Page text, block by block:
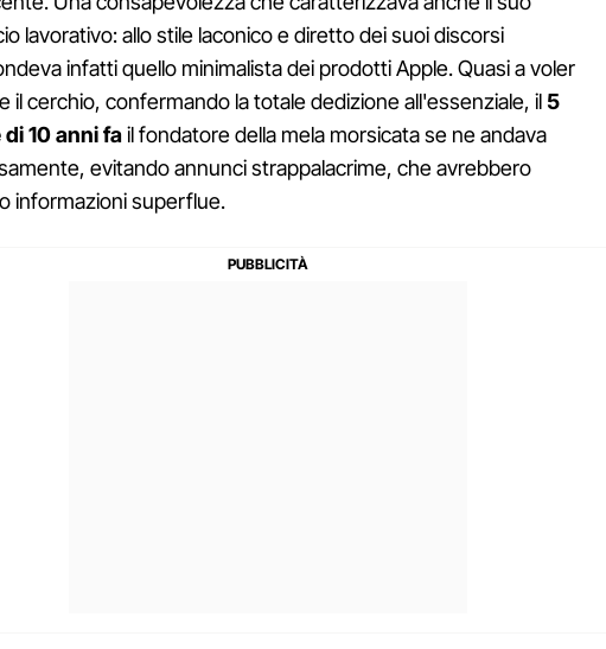
lavorativo: allo stile laconico e diretto dei suoi discorsi
infatti quello minimalista dei prodotti Apple. Quasi a voler
il cerchio, confermando la totale dedizione all'essenziale, il 5
10 anni fail fondatore della mela morsicata se ne andava
evitando annunci strappalacrime, che avrebbero
informazioni superflue.